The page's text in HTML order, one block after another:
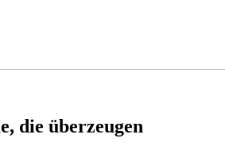
die überzeugen